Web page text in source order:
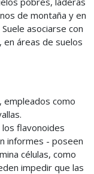
de montaña y en
asociarse con
en áreas de suelos
empleados como
los flavonoides
informes - poseen
células, como
impedir que las